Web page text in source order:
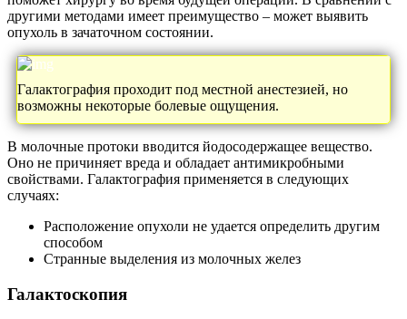
другими методами имеет преимущество – может выявить
опухоль в зачаточном состоянии.
Галактография проходит под местной анестезией, но
возможны некоторые болевые ощущения.
В молочные протоки вводится йодосодержащее вещество.
Оно не причиняет вреда и обладает антимикробными
свойствами. Галактография применяется в следующих
случаях:
Расположение опухоли не удается определить другим
способом
Странные выделения из молочных желез
Галактоскопия